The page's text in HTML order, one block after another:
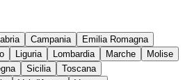
Campania
Emilia Romagna
Liguria Lombardia Marche
Molise
Sicilia
Toscana